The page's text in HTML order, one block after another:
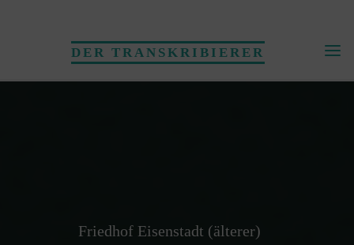
DER TRANSKRIBIERER
Friedhof Eisenstadt (älterer)